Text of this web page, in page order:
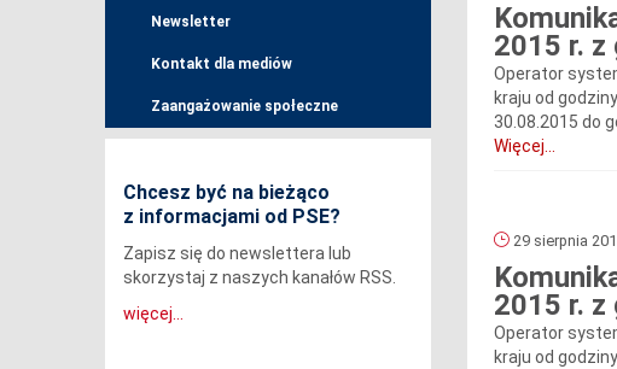
Newsletter
Kontakt dla mediów
Zaangażowanie społeczne
Chcesz być na bieżąco
z informacjami od PSE?
Zapisz się do newslettera lub
skorzystaj z naszych kanałów RSS.
więcej...
2015 r. z
Operator
kraju od
30.08.2015 do
Więcej...
29 sierpnia
2015 r. z
Operator
kraju od